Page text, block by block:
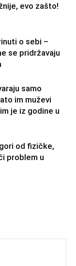
evo zašto!
o sebi –
se pridržavaju
samo
im muževi
je iz godine u
od fizičke,
problem u